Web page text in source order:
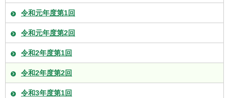
令和元年度第1回
令和元年度第2回
令和2年度第1回
令和2年度第2回
令和3年度第1回